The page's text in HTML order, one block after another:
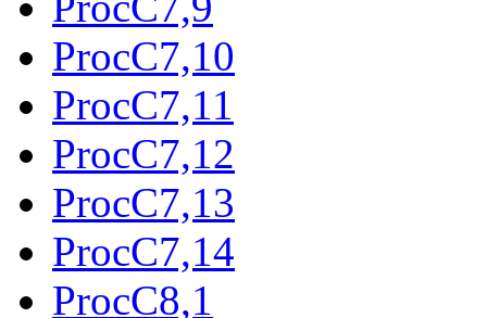
ProcC7,10
ProcC7,11
ProcC7,12
ProcC7,13
ProcC7,14
ProcC8,1